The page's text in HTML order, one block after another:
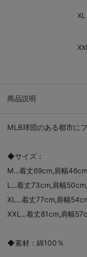
XL
商品説明
MLB球団のある都市に
◆サイズ：
M...着丈69cm,肩幅
L...着丈73cm,肩幅
XL...着丈77cm,肩幅
XXL...着丈81cm,肩幅
◆素材：綿100％